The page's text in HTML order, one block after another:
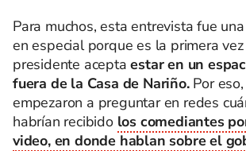
Para muchos, esta entrevista fue
en especial porque es la primera
presidente aceptaestar en un
fuera de la Casa de Nariño.Por
empezaron a preguntar en redes
habrían recibido los comediantes
video, en donde hablan sobre el